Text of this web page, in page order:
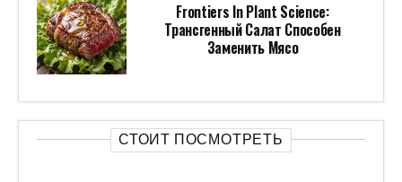
Frontiers In Plant Science:
Трансгенный Салат Способен
Заменить Мясо
СТОИТ ПОСМОТРЕТЬ